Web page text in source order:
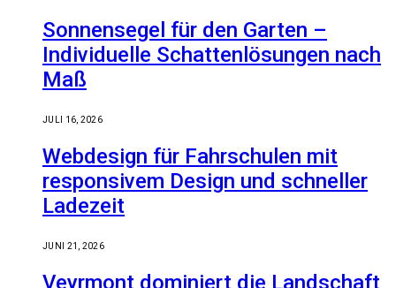
Sonnensegel für den Garten –
Individuelle Schattenlösungen nach
Maß
JULI 16, 2026
Webdesign für Fahrschulen mit
responsivem Design und schneller
Ladezeit
JUNI 21, 2026
Veyrmont dominiert die Landschaft